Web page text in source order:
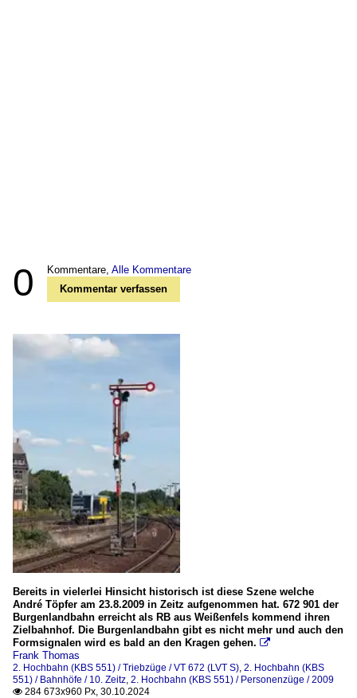
0 Kommentare, Alle Kommentare
Kommentar verfassen
Bereits in vielerlei Hinsicht historisch ist diese Szene welche
André Töpfer am 23.8.2009 in Zeitz aufgenommen hat. 672 901 der
Burgenlandbahn erreicht als RB aus Weißenfels kommend ihren
Zielbahnhof. Die Burgenlandbahn gibt es nicht mehr und auch den
Formsignalen wird es bald an den Kragen gehen. 
Frank Thomas
2. Hochbahn (KBS 551) / Triebzüge / VT 672 (LVT S), 2. Hochbahn (KBS
551) / Bahnhöfe / 10. Zeitz, 2. Hochbahn (KBS 551) / Personenzüge / 2009
 284 673x960 Px, 30.10.2024